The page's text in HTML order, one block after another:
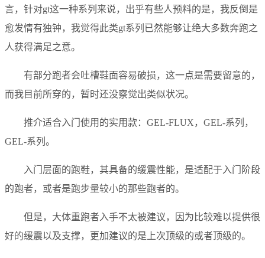
言，针对gt这一种系列来说，出乎有些人预料的是，我反倒是
愈发情有独钟，我觉得此类gt系列已然能够让绝大多数奔跑之
人获得满足之意。
有部分跑者会吐槽鞋面容易破损，这一点是需要留意的，
而我目前所穿的，暂时还没察觉出类似状况。
推介适合入门使用的实用款：GEL-FLUX，GEL-系列，
GEL-系列。
入门层面的跑鞋，其具备的缓震性能，是适配于入门阶段
的跑者，或者是跑步量较小的那些跑者的。
但是，大体重跑者入手不太被建议，因为比较难以提供很
好的缓震以及支撑，更加建议的是上次顶级的或者顶级的。